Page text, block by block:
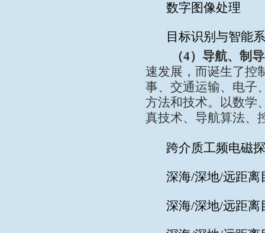
数字图像处理
目标识别与智能
（4）导航、制
速发展，而诞生了控
事、交通运输、电子
方法和技术。以数学
真技术、导航算法、
跨介质工频电磁
深海/深地/远距离
深海/深地/远距离